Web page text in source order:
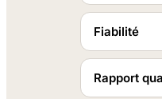
Fiabilité
Rapport